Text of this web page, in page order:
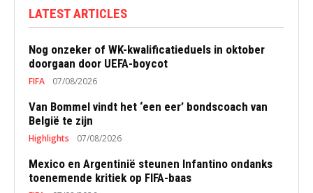
LATEST ARTICLES
Nog onzeker of WK-kwalificatieduels in oktober
doorgaan door UEFA-boycot
FIFA 07/08/2026
Van Bommel vindt het ‘een eer’ bondscoach van
België te zijn
Highlights 07/08/2026
Mexico en Argentinië steunen Infantino ondanks
toenemende kritiek op FIFA-baas